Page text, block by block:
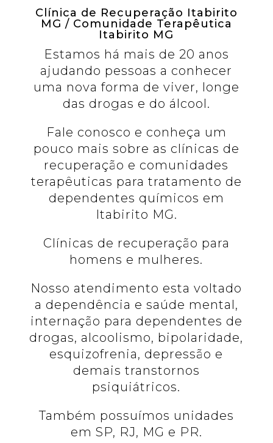
Clínica de Recuperação Itabirito
MG / Comunidade Terapêutica
Itabirito MG
Estamos há mais de 20 anos
ajudando pessoas a conhecer
uma nova forma de viver, longe
das drogas e do álcool.
Fale conosco e conheça um
pouco mais sobre as clínicas de
recuperação e comunidades
terapêuticas para tratamento de
dependentes químicos em
Itabirito MG.
Clínicas de recuperação para
homens e mulheres.
Nosso atendimento esta voltado
a dependência e saúde mental,
internação para dependentes de
drogas, alcoolismo, bipolaridade,
esquizofrenia, depressão e
demais transtornos
psiquiátricos.
Também possuímos unidades
em SP, RJ, MG e PR.